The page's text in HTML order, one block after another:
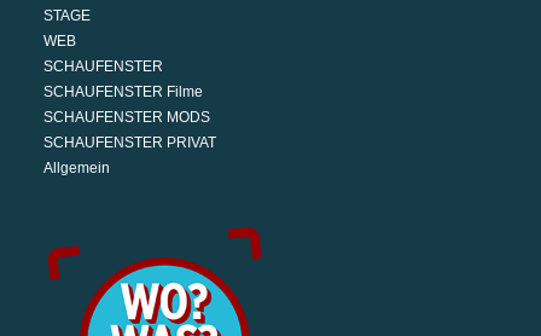
STAGE
WEB
SCHAUFENSTER
SCHAUFENSTER Filme
SCHAUFENSTER MODS
SCHAUFENSTER PRIVAT
Allgemein